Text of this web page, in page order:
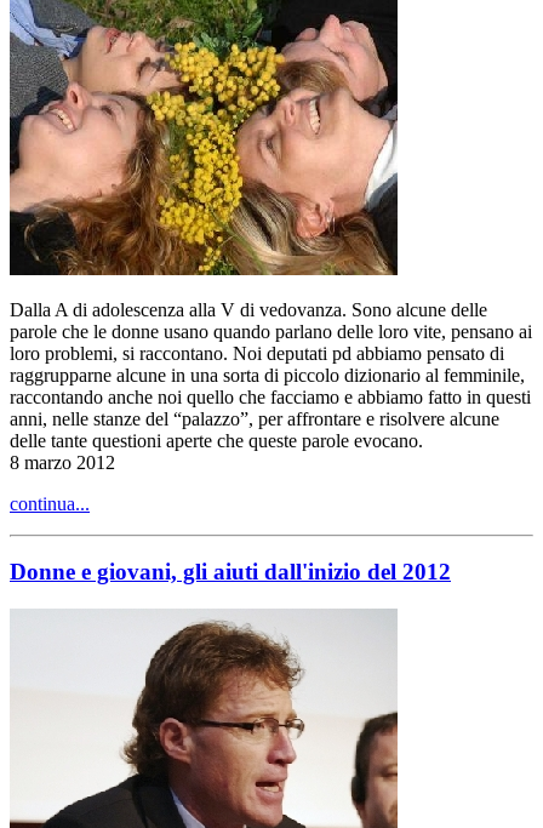
Dalla A di adolescenza alla V di vedovanza. Sono alcune delle
parole che le donne usano quando parlano delle loro vite, pensano ai
loro problemi, si raccontano. Noi deputati pd abbiamo pensato di
raggrupparne alcune in una sorta di piccolo dizionario al femminile,
raccontando anche noi quello che facciamo e abbiamo fatto in questi
anni, nelle stanze del “palazzo”, per affrontare e risolvere alcune
delle tante questioni aperte che queste parole evocano.
8 marzo 2012
continua...
Donne e giovani, gli aiuti dall'inizio del 2012